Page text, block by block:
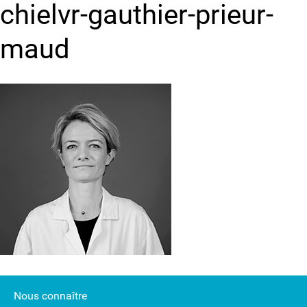
chielvr-gauthier-prieur-
maud
Nous connaître